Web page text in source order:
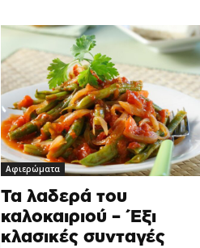
Αφιερώματα
Τα λαδερά του
καλοκαιριού – Έξι
κλασικές συνταγές